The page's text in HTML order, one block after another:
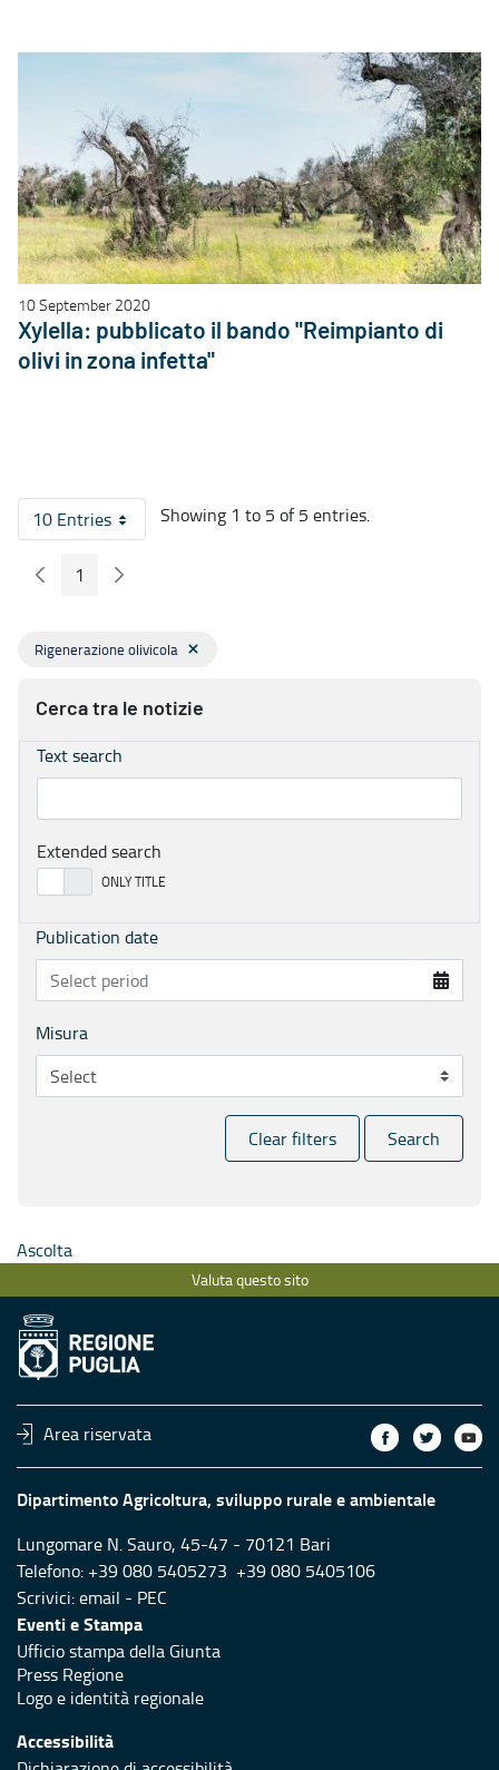
10 September 2020
Xylella: pubblicato il bando "Reimpianto di
olivi in zona infetta"
10 EntriesPer Page
Showing 1 to 5 of 5 entries.
Previous Page
Page
1 Next Page
Rigenerazione olivicola
Cerca tra le notizie
Text search
Extended search
Publication date
Misura
Clear filters Search
Ascolta
Valuta questo sito
Area riservata
Dipartimento Agricoltura, sviluppo rurale e ambientale
Lungomare N. Sauro, 45-47 - 70121 Bari
Telefono: +39 080 5405273 +39 080 5405106
Scrivici:email - PEC
Eventi e Stampa
Ufficio stampa della Giunta
Press Regione
Logo e identità regionale
Accessibilità